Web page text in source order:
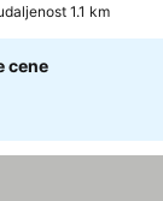
1.1 km
cene